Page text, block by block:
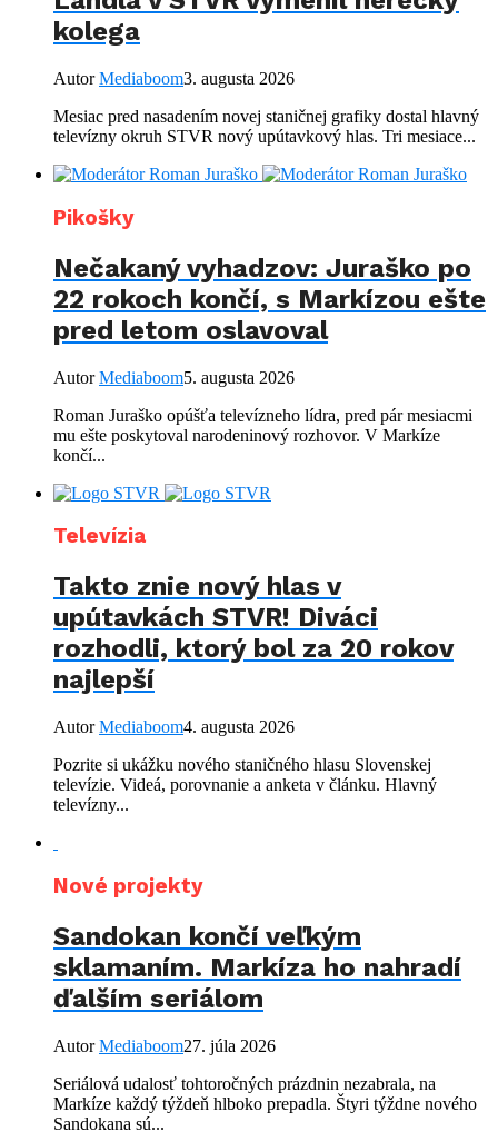
kolega
AutorMediaboom3. augusta 2026
Mesiac pred nasadením novej staničnej grafiky dostal hlavný
televízny okruh STVR nový upútavkový hlas. Tri mesiace...
Pikošky
Nečakaný vyhadzov: Juraško po
22 rokoch končí, s Markízou ešte
pred letom oslavoval
AutorMediaboom5. augusta 2026
Roman Juraško opúšťa televízneho lídra, pred pár mesiacmi
mu ešte poskytoval narodeninový rozhovor. V Markíze
končí...
Televízia
Takto znie nový hlas v
upútavkách STVR! Diváci
rozhodli, ktorý bol za 20 rokov
najlepší
AutorMediaboom4. augusta 2026
Pozrite si ukážku nového staničného hlasu Slovenskej
televízie. Videá, porovnanie a anketa v článku. Hlavný
televízny...
Nové projekty
Sandokan končí veľkým
sklamaním. Markíza ho nahradí
ďalším seriálom
AutorMediaboom27. júla 2026
Seriálová udalosť tohtoročných prázdnin nezabrala, na
Markíze každý týždeň hlboko prepadla. Štyri týždne nového
Sandokana sú...